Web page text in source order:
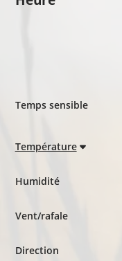
Temps sensible
Température
Humidité
Vent/rafale
Direction